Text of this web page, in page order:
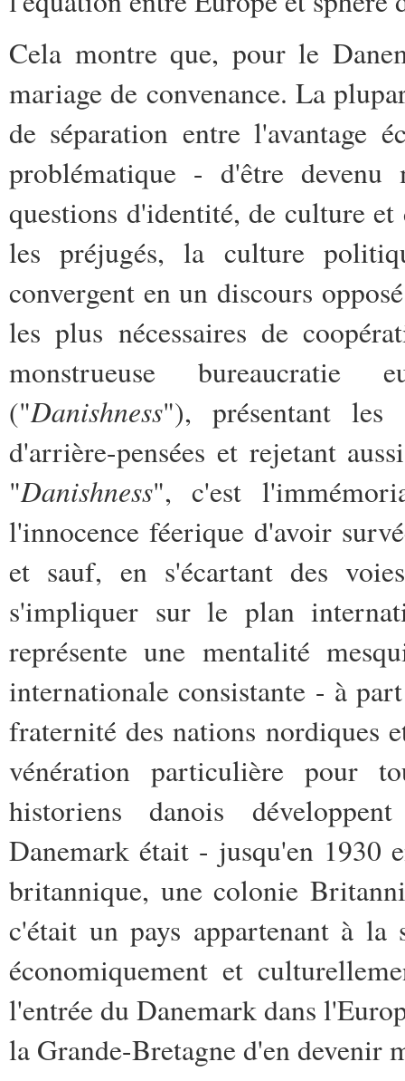
Cela montre que, pour le
mariage de convenance. La
de séparation entre l'avantage
problématique - d'être
questions d'identité, de culture
les préjugés, la culture
convergent en un discours
les plus nécessaires de
monstrueuse bureaucratie
("Danishness"), présentant les
d'arrière-pensées et rejetant
"Danishness", c'est
l'innocence féerique d'avoir
et sauf, en s'écartant des
s'impliquer sur le plan
représente une mentalité
internationale consistante - à
fraternité des nations nordiques
vénération particulière pour
historiens danois
Danemark était - jusqu'en
britannique, une colonie
c'était un pays appartenant à
économiquement et
l'entrée du Danemark dans
la Grande-Bretagne d'en devenir